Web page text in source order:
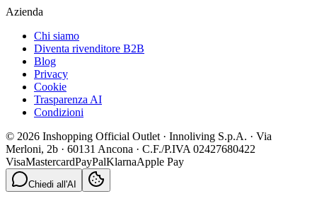
Azienda
Chi siamo
Diventa rivenditore B2B
Blog
Privacy
Cookie
Trasparenza AI
Condizioni
© 2026 Inshopping Official Outlet · Innoliving S.p.A. · Via
Merloni, 2b · 60131 Ancona · C.F./P.IVA 02427680422
VisaMastercardPayPalKlarnaApple Pay
Chiedi all'AI